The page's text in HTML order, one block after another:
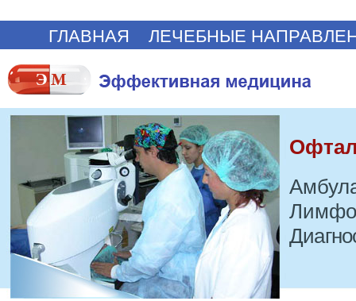
ГЛАВНАЯ ЛЕЧЕБНЫЕ